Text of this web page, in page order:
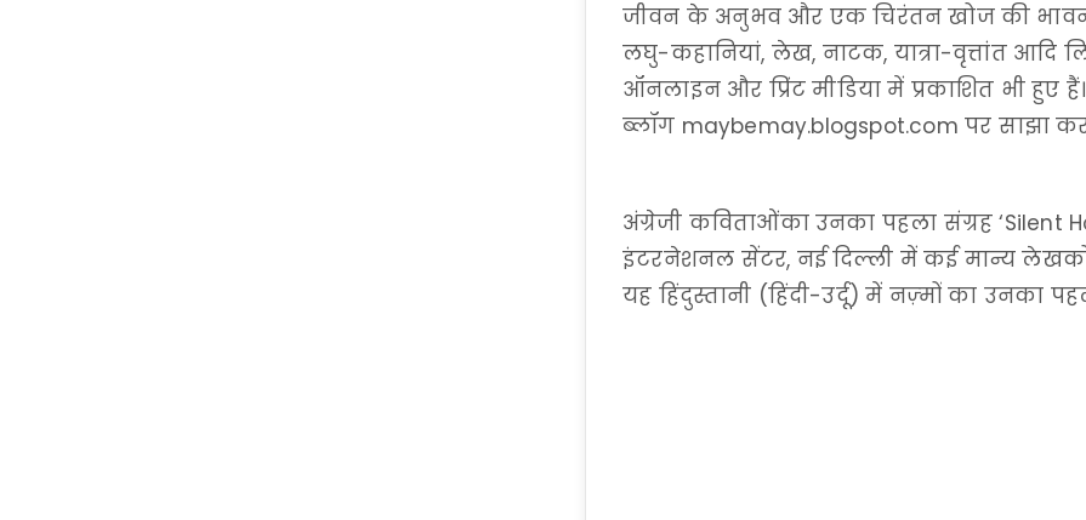
जीवन के अनुभव और एक चिरंतन खोज की भावना
लघु-कहानियां, लेख, नाटक, यात्रा-वृत्तांत आदि
ऑनलाइन और प्रिंट मीडिया में प्रकाशित भी हुए
ब्लॉग maybemay.blogspot.com पर साझा
अंग्रेजी कविताओंका उनका पहला संग्रह ‘Silent
इंटरनेशनल सेंटर, नई दिल्ली में कई मान्य लेखकों
यह हिंदुस्तानी (हिंदी-उर्दू) में नज़्मों का उनका